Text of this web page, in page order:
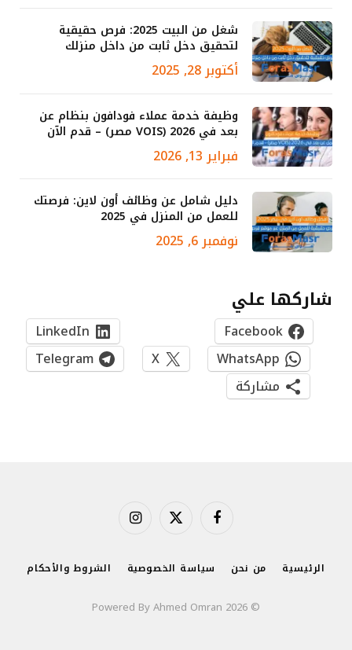
شغل من البيت 2025: فرص حقيقية
لتحقيق دخل ثابت من داخل منزلك
أكتوبر 28, 2025
وظيفة خدمة عملاء فودافون بنظام عن
بعد في 2026 (VOIS مصر) – قدم الآن
فبراير 13, 2026
دليل شامل عن وظائف أون لاين: فرصتك
للعمل من المنزل في 2025
نوفمبر 6, 2025
شاركها علي
Facebook
LinkedIn
WhatsApp
X
Telegram
مشاركة
فيسبوك X الانستغرام
الرئيسية من نحن سياسة الخصوصية الشروط والأحكام
© 2026 Powered By Ahmed Omran